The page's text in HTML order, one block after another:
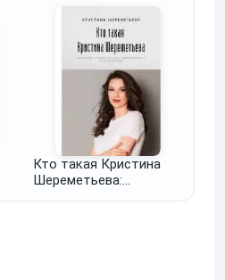
Кто такая Кристина
Шереметьева: